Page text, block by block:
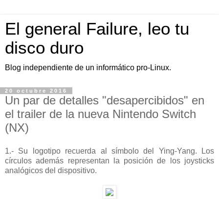
El general Failure, leo tu
disco duro
Blog independiente de un informático pro-Linux.
20 octubre 2016
Un par de detalles "desapercibidos" en
el trailer de la nueva Nintendo Switch
(NX)
1.- Su logotipo recuerda al símbolo del Ying-Yang. Los
círculos además representan la posición de los joysticks
analógicos del dispositivo.